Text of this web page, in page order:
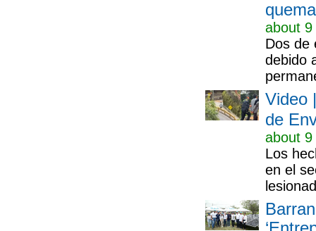
about
Dos de
debido
Video
de
about
Los
en el